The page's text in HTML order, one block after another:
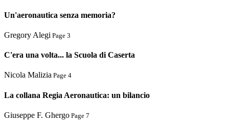
Un'aeronautica senza memoria?
Gregory Alegi Page 3
C'era una volta... la Scuola di Caserta
Nicola Malizia Page 4
La collana Regia Aeronautica: un bilancio
Giuseppe F. Ghergo Page 7